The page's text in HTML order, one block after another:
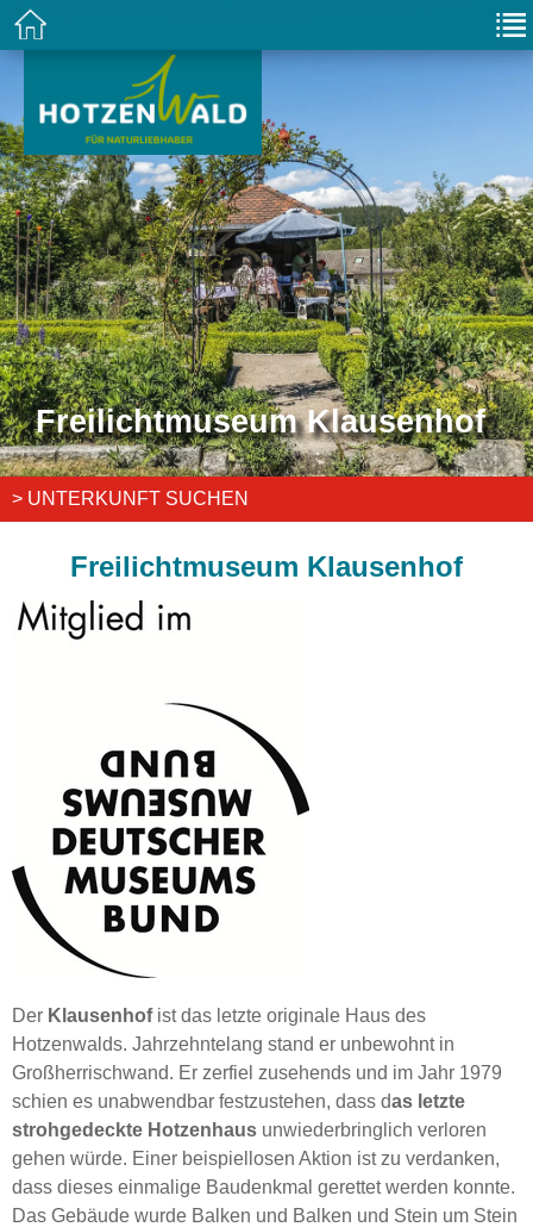
Freilichtmuseum Klausenhof
> UNTERKUNFT SUCHEN
Freilichtmuseum Klausenhof
Der Klausenhof ist das letzte originale Haus des
Hotzenwalds. Jahrzehntelang stand er unbewohnt in
Großherrischwand. Er zerfiel zusehends und im Jahr 1979
schien es unabwendbar festzustehen, dass das letzte
strohgedeckte Hotzenhaus unwiederbringlich verloren
gehen würde. Einer beispiellosen Aktion ist zu verdanken,
dass dieses einmalige Baudenkmal gerettet werden konnte.
Das Gebäude wurde Balken und Balken und Stein um Stein